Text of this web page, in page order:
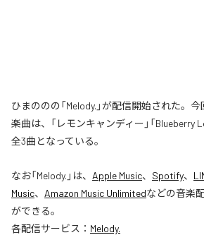
ひまののの「Melody.」が配信開始された。
楽曲は、「レモンキャンディー」「Blueberry
全3曲となっている。
なお「Melody. 」は、 Apple Music、 Spotify、
Music、 Amazon Music Unlimitedなどの音楽
ができる。
各配信サービス： Melody.